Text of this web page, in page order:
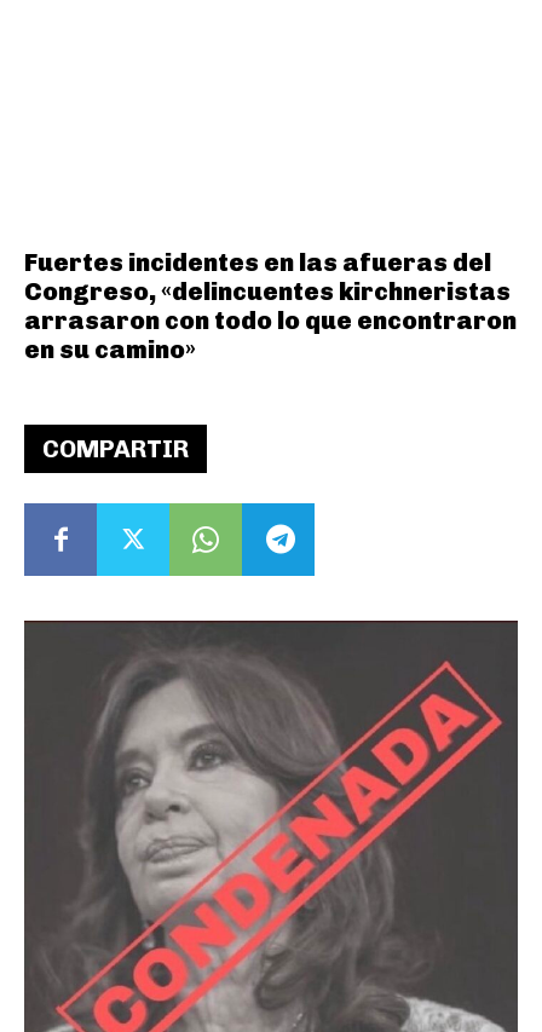
COMPARTIR
Fuertes incidentes en las afueras del
Congreso, «delincuentes kirchneristas
arrasaron con todo lo que encontraron
en su camino»